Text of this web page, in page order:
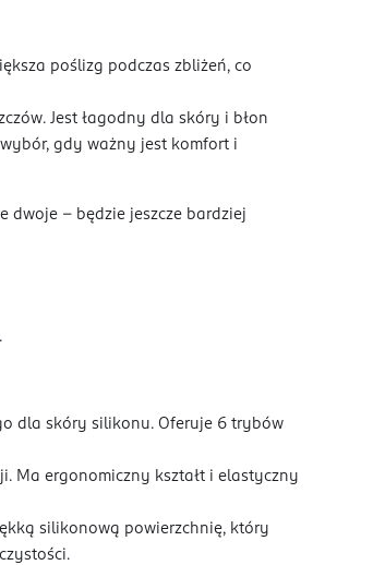
poślizg podczas zbliżeń, co
Jest łagodny dla skóry i błon
gdy ważny jest komfort i
dwoje – będzie jeszcze bardziej
dla skóry silikonu. Oferuje 6 trybów
Ma ergonomiczny kształt i elastyczny
silikonową powierzchnię, który